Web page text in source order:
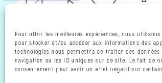
Pour offrir les meilleures expériences, nous
pour stocker et/ou accéder aux informations des
technologies nous permettra de traiter des
navigation ou les ID uniques sur ce site. Le fait de
consentement peut avoir un effet négatif sur